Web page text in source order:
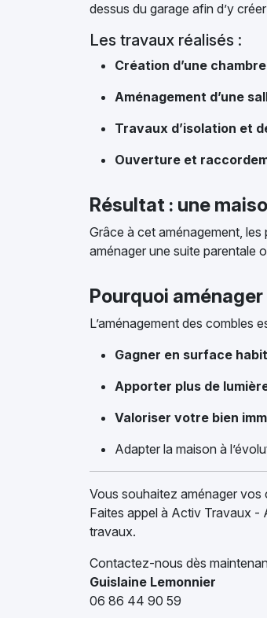
dessus du garage afin d’y
Les travaux réalisés :
Création d’une chambre
Aménagement d’une
Travaux d’isolation et
Ouverture et
Résultat : une
Grâce à cet aménagement, les
aménager une suite parentale
Pourquoi
L’aménagement des combles
Gagner en surface
Apporter plus de
Valoriser votre bien
Adapter la maison à
Vous souhaitez aménager vos
Faites appel à Activ Travaux -
travaux.
Contactez-nous dès
Guislaine Lemonnier
06 86 44 90 59